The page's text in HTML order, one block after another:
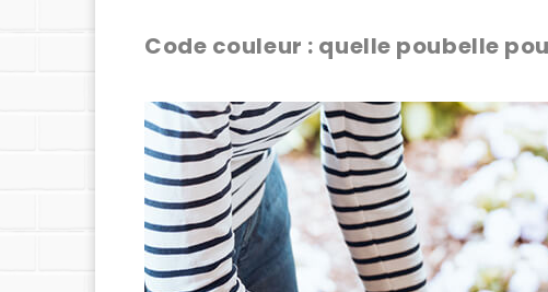
Code couleur : quelle poubelle